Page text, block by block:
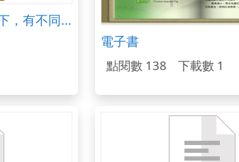
生物∕循環系統∕不同狀況下，有不同的心跳數
電子書
點閱數 138 下載數 1